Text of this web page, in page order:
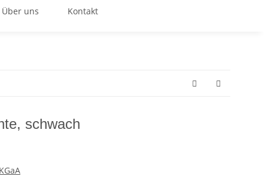
Über uns Kontakt
schwach